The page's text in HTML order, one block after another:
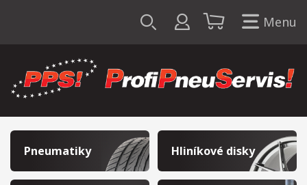
Menu
Pneumatiky Hliníkové disky